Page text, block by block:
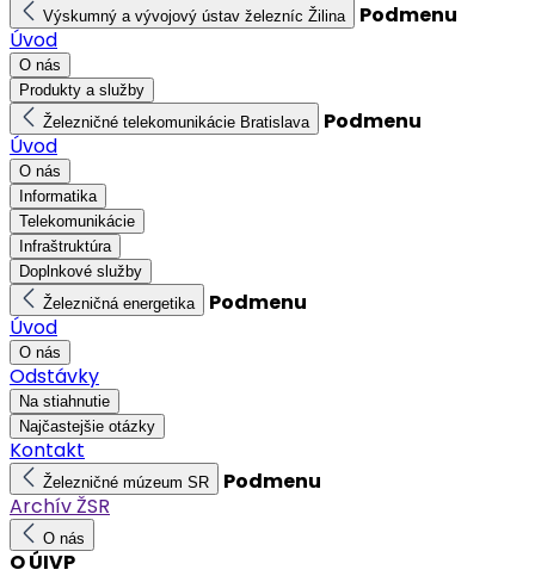
Výskumný a vývojový ústav železníc Žilina
Podmenu
Úvod
O nás
Produkty a služby
Železničné telekomunikácie Bratislava
Podmenu
Úvod
O nás
Informatika
Telekomunikácie
Infraštruktúra
Doplnkové služby
Železničná energetika
Podmenu
Úvod
O nás
Odstávky
Na stiahnutie
Najčastejšie otázky
Kontakt
Železničné múzeum SR
Podmenu
Archív ŽSR
O nás
O ÚIVP